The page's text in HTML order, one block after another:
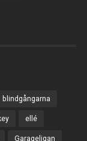
blindgångarna
ellé
Garageligan